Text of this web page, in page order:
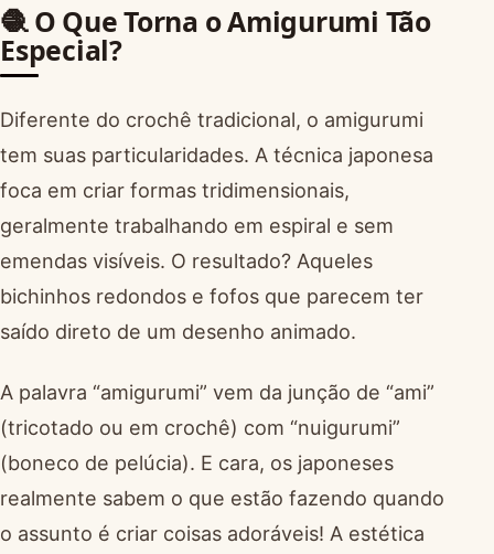
🧶 O Que Torna o Amigurumi Tão
Especial?
Diferente do crochê tradicional, o amigurumi
tem suas particularidades. A técnica japonesa
foca em criar formas tridimensionais,
geralmente trabalhando em espiral e sem
emendas visíveis. O resultado? Aqueles
bichinhos redondos e fofos que parecem ter
saído direto de um desenho animado.
A palavra “amigurumi” vem da junção de “ami”
(tricotado ou em crochê) com “nuigurumi”
(boneco de pelúcia). E cara, os japoneses
realmente sabem o que estão fazendo quando
o assunto é criar coisas adoráveis! A estética